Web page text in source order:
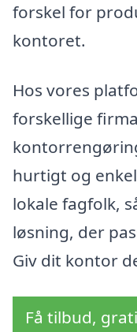
forskel for
kontoret.
Hos vores
forskellige
hurtigt og
lokale fagfolk,
løsning, der
Giv dit kontor
Få tilbud,